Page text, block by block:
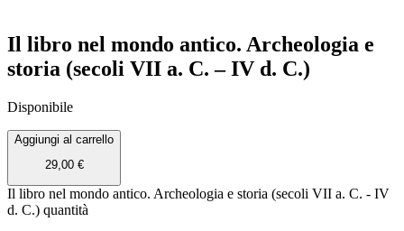
Il libro nel mondo antico. Archeologia e
storia (secoli VII a. C. – IV d. C.)
Disponibile
Aggiungi al carrello
29,00 €
Il libro nel mondo antico. Archeologia e storia (secoli VII a. C. - IV
d. C.) quantità